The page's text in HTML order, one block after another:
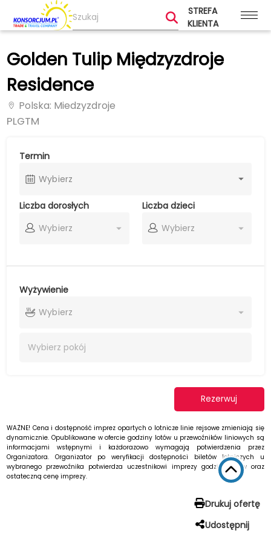
STREFA
KLIENTA
Golden Tulip Międzyzdroje
Residence
Polska: Miedzyzdroje
PLGTM
Termin
Wybierz
Liczba dorosłych
Wybierz
Liczba dzieci
Wybierz
Wyżywienie
Wybierz
Wybierz pokój
Rezerwuj
WAŻNE! Cena i dostępność imprez opartych o lotnicze linie rejsowe zmieniają się
dynamicznie. Opublikowane w ofercie godziny lotów u przewoźników liniowych są
informacjami wstępnymi i każdorazowo wymagają potwierdzenia przez
Organizatora. Organizator po weryfikacji dostępności biletów lotniczych u
wybranego przewoźnika potwierdza uczestnikowi imprezy godziny lotów oraz
ostateczną cenę imprezy.
Drukuj ofertę
Udostępnij